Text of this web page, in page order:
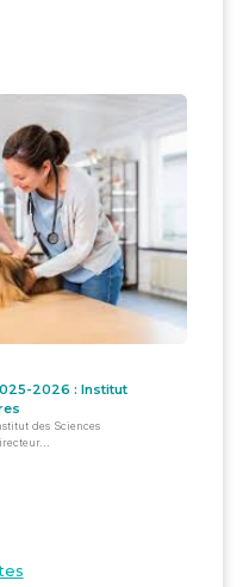
2026 : Institut
des Sciences